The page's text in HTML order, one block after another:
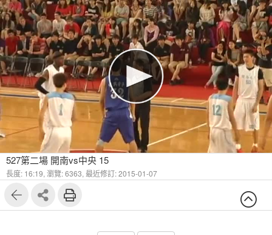
527第二場 開南vs中央 15
長度: 16:19, 瀏覽: 6363, 最近修訂: 2015-01-07